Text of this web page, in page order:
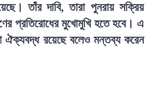
তাঁর দাবি, তারা পুনরায় সক্রিয়
প্রতিরোধের মুখোমুখি হতে হবে। এ
ঐক্যবদ্ধ রয়েছে বলেও মন্তব্য করেন